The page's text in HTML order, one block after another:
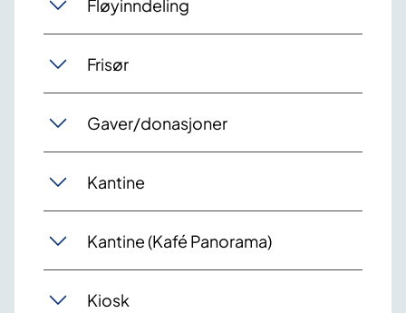
Fløyinndeling
Frisør
Gaver/donasjoner
Kantine
Kantine (Kafé Panorama)
Kiosk